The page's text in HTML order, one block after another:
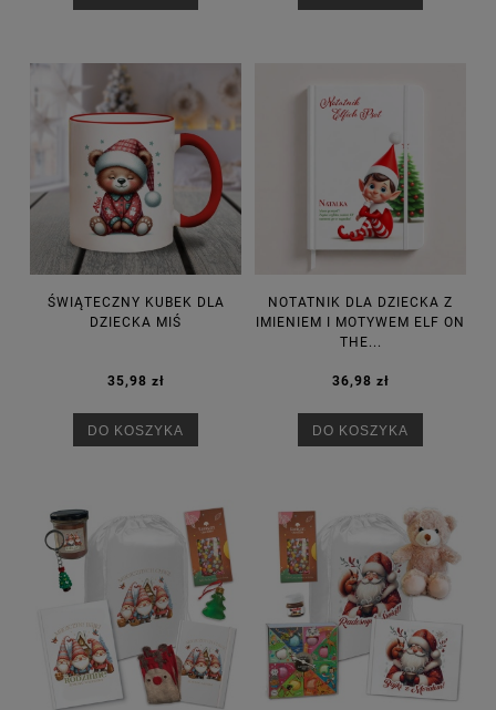
ŚWIĄTECZNY KUBEK DLA
DZIECKA MIŚ
35,98 zł
DO KOSZYKA
NOTATNIK DLA DZIECKA Z
IMIENIEM I MOTYWEM ELF ON
THE...
36,98 zł
DO KOSZYKA